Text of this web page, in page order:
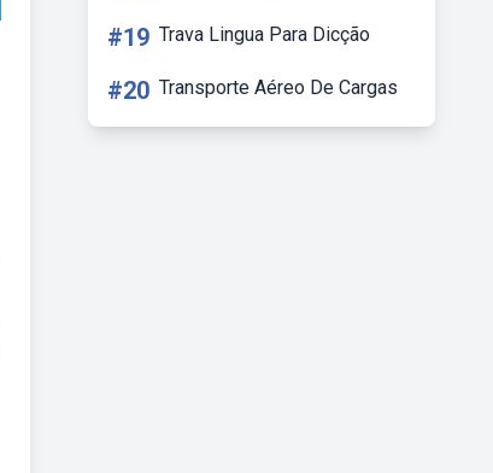
#19 Trava Lingua Para Dicção
#20 Transporte Aéreo De Cargas